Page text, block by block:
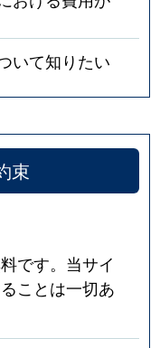
いて知りたい
束
です。当サイ
ことは一切あ